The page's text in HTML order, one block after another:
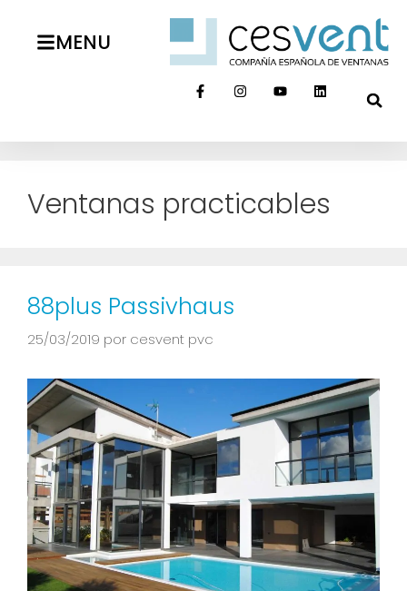
MENU
Ventanas practicables
88plus Passivhaus
25/03/2019 por cesvent pvc